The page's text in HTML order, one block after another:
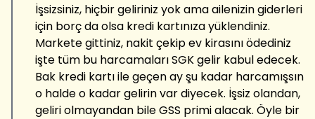
İşsizsiniz, hiçbir geliriniz yok ama ailenizin giderleri
için borç da olsa kredi kartınıza yüklendiniz.
Markete gittiniz, nakit çekip ev kirasını ödediniz
işte tüm bu harcamaları SGK gelir kabul edecek.
Bak kredi kartı ile geçen ay şu kadar harcamışsın
o halde o kadar gelirin var diyecek. İşsiz olandan,
geliri olmayandan bile GSS primi alacak. Öyle bir